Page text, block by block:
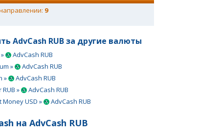
9
AdvCash RUB за другие валюты
AdvCash RUB
»
AdvCash RUB
»
AdvCash RUB
»
AdvCash RUB
Money USD »
AdvCash RUB
на AdvCash RUB